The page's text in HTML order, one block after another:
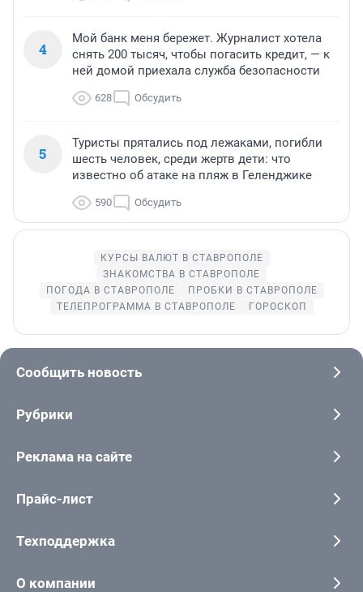
4
Мой банк меня бережет. Журналист хотела
снять 200 тысяч, чтобы погасить кредит, — к
ней домой приехала служба безопасности
628 Обсудить
5
Туристы прятались под лежаками, погибли
шесть человек, среди жертв дети: что
известно об атаке на пляж в Геленджике
590 Обсудить
КУРСЫ ВАЛЮТ В СТАВРОПОЛЕ
ЗНАКОМСТВА В СТАВРОПОЛЕ
ПОГОДА В СТАВРОПОЛЕ
ПРОБКИ В СТАВРОПОЛЕ
ТЕЛЕПРОГРАММА В СТАВРОПОЛЕ
ГОРОСКОП
Сообщить новость
Рубрики
Реклама на сайте
Прайс-лист
Техподдержка
О компании